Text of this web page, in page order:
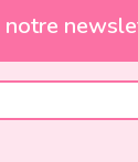
de -10%